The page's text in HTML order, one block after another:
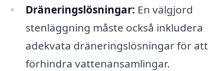
Dräneringslösningar: En välgjord
stenläggning måste också inkludera
adekvata dräneringslösningar för att
förhindra vattenansamlingar.